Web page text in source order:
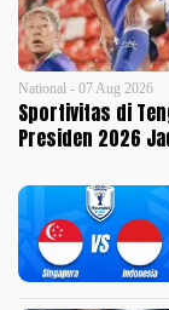
National - 07 Aug 2026
Sportivitas di
Presiden 2026